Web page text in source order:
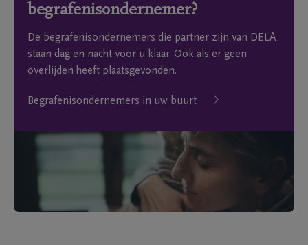
begrafenisondernemer?
De begrafenisondernemers die partner zijn van DELA
staan dag en nacht voor u klaar. Ook als er geen
overlijden heeft plaatsgevonden.
Begrafenisondernemers in uw buurt